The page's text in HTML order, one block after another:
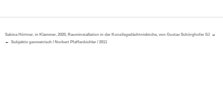
Sabina Hörtner, in Klammer, 2020, Rauminstallation in der Konzilsgedächtniskirche, von Gustav Schörghofer SJ
Subjektiv geometrisch / Norbert Pfaffenbichler / 2011